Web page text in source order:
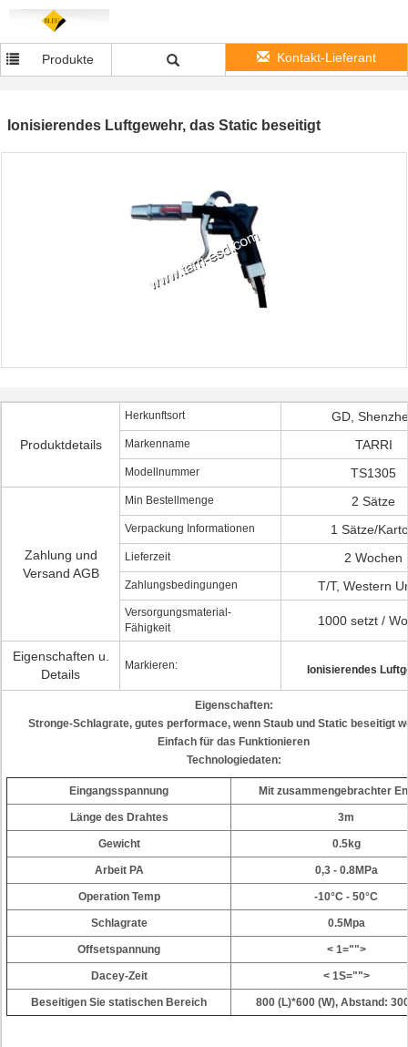
Produkte Kontakt-Lieferant
Ionisierendes Luftgewehr, das Static beseitigt
Produktdetails
Herkunftsort GD,
Markenname TARRI
Modellnummer TS1305
Zahlung und
Versand AGB
Min Bestellmenge 2 Sätze
Verpackung Informationen 1 Sätze/
Lieferzeit 2 Wochen
Zahlungsbedingungen T/T, Western
Versorgungsmaterial-
Fähigkeit
1000 setzt /
Eigenschaften u.
Details
Markieren: Ionisierendes
Eigenschaften:
Stronge-Schlagrate, gutes performace, wenn Staub und Static beseitigt
Einfach für das Funktionieren
Technologiedaten:
Eingangsspannung Mit zusammengebrachter
Länge des Drahtes 3m
Gewicht 0.5kg
Arbeit PA 0,3 - 0.8MPa
Operation Temp -10°C - 50°C
Schlagrate 0.5Mpa
Offsetspannung < 1="">
Dacey-Zeit < 1S="">
Beseitigen Sie statischen Bereich 800 (L)*600 (W), Abstand: